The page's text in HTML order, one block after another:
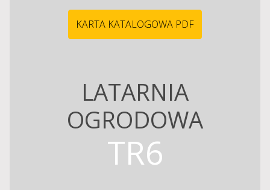
KARTA KATALOGOWA PDF
LATARNIA
OGRODOWA
TR6